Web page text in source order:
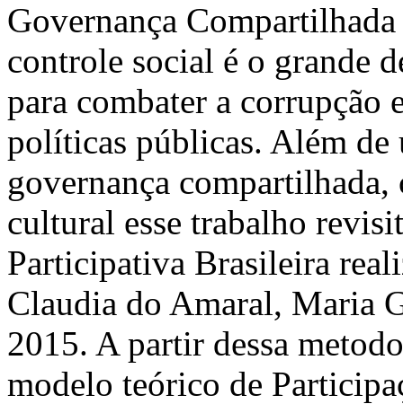
Governança
controle social é o grande
para combater a corrupção
políticas públicas. Além de
governança compartilhada,
cultural esse trabalho
Participativa Brasileira
Claudia do Amaral, Maria
2015. A partir dessa
modelo teórico de